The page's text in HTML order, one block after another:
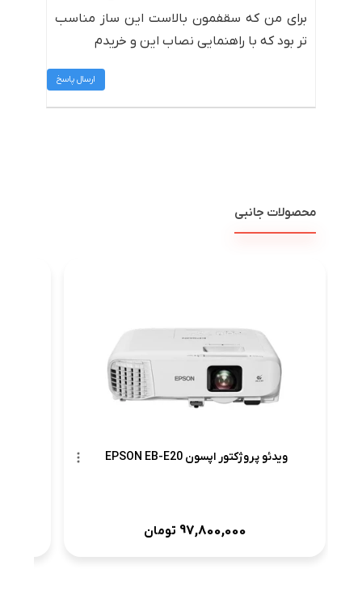
برای من که سقفمون بالاست این ساز مناسب
تر بود که با راهنمایی نصاب این و خریدم
ارسال پاسخ
محصولات جانبی
ویدئو پروژکتور اپسون EPSON EB-E20
97,800,000 تومان